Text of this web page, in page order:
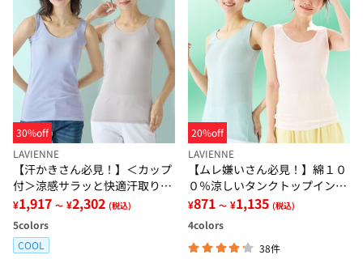
30%off
LAVIENNE
【汗かきさん必見！】＜カップ
付＞涼感サラッと快適汗取りタ
ンクトップインナー＜さらりラ
ボ＞
¥1,917 ～ ¥2,302 (税込)
5colors
COOL
20%off
LAVIENNE
【ムレ嫌いさん必見！】綿１０
０％涼しいタンクトップインナ
ー＜さらりラボ＞
¥871 ～ ¥1,135 (税込)
4colors
38件